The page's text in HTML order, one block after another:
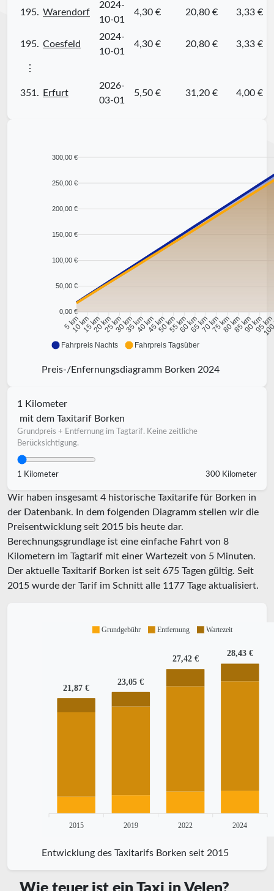
195. Warendorf
2024-
10-01
4,30 € 20,80 € 3,33 €
195. Coesfeld
2024-
10-01
4,30 € 20,80 € 3,33 €
⋮
351. Erfurt
2026-
03-01
5,50 € 31,20 € 4,00 €
300,00 €
250,00 €
200,00 €
150,00 €
100,00 €
50,00 €
0,00 €
5 km
10 km15 km20 km25 km30 km35 km40 km45 km50 km55 km60 km65 km70 km75 km80 km85 km90 km95 km
Fahrpreis Nachts Fahrpreis Tagsüber
Preis-/Enfernungsdiagramm Borken 2024
1 Kilometer
mit dem Taxitarif Borken
Grundpreis + Entfernung im Tagtarif. Keine zeitliche
Berücksichtigung.
1 Kilometer 300 Kilometer
Wir haben insgesamt 4 historische Taxitarife für Borken in
der Datenbank. In dem folgenden Diagramm stellen wir die
Preisentwicklung seit 2015 bis heute dar.
Berechnungsgrundlage ist eine einfache Fahrt von 8
Kilometern im Tagtarif mit einer Wartezeit von 5 Minuten.
Der aktuelle Taxitarif Borken ist seit 675 Tagen gültig. Seit
2015 wurde der Tarif im Schnitt alle 1177 Tage aktualisiert.
21,87 €
23,05 €
27,42 €
28,43 €
2015 2019 2022 2024
Grundgebühr Entfernung Wartezeit
Entwicklung des Taxitarifs Borken seit 2015